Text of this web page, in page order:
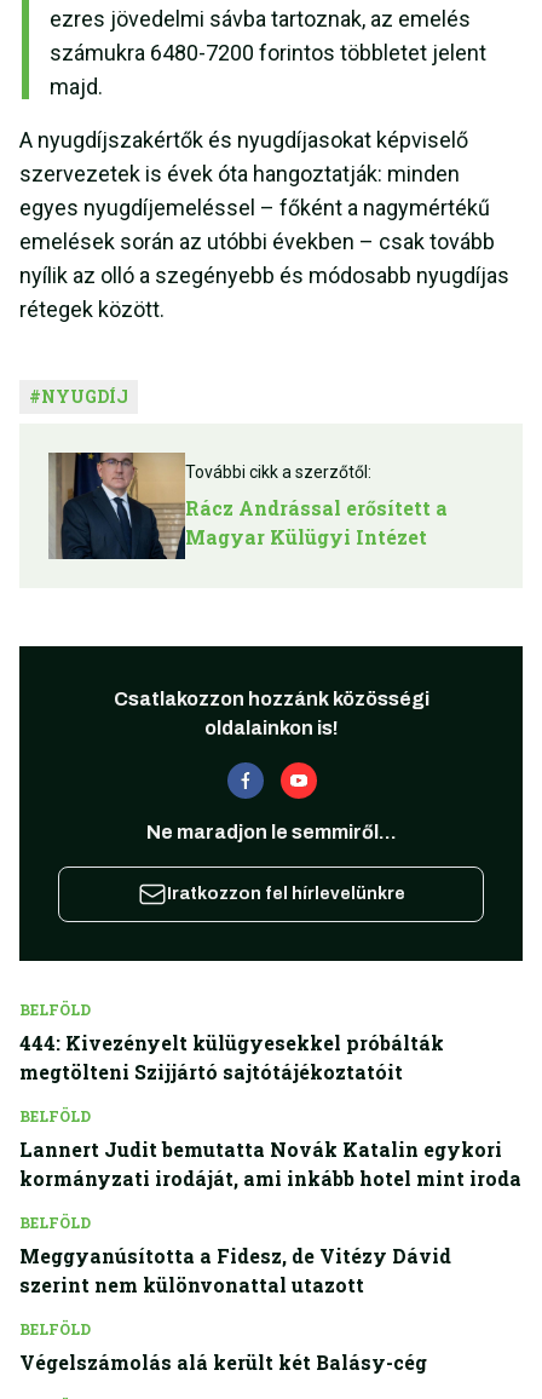
ezres jövedelmi sávba tartoznak, az emelés
számukra 6480-7200 forintos többletet jelent
majd.
A nyugdíjszakértők és nyugdíjasokat képviselő
szervezetek is évek óta hangoztatják: minden
egyes nyugdíjemeléssel – főként a nagymértékű
emelések során az utóbbi években – csak tovább
nyílik az olló a szegényebb és módosabb nyugdíjas
rétegek között.
#NYUGDÍJ
További cikk a szerzőtől:
Rácz Andrással erősített a
Magyar Külügyi Intézet
Csatlakozzon hozzánk közösségi
oldalainkon is!
Ne maradjon le semmiről...
Iratkozzon fel hírlevelünkre
BELFÖLD
444: Kivezényelt külügyesekkel próbálták
megtölteni Szijjártó sajtótájékoztatóit
BELFÖLD
Lannert Judit bemutatta Novák Katalin egykori
kormányzati irodáját, ami inkább hotel mint iroda
BELFÖLD
Meggyanúsította a Fidesz, de Vitézy Dávid
szerint nem különvonattal utazott
BELFÖLD
Végelszámolás alá került két Balásy-cég